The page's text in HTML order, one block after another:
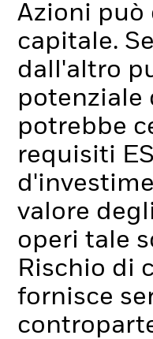
Azioni può
capitale.
dall'altro
potenziale
potrebbe
requisiti
valore
operi tale
Rischio di
fornisce